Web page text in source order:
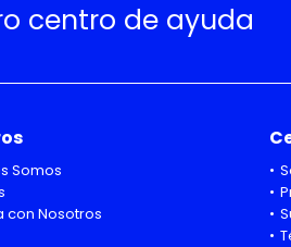
centro de ayuda
Somos
con Nosotros